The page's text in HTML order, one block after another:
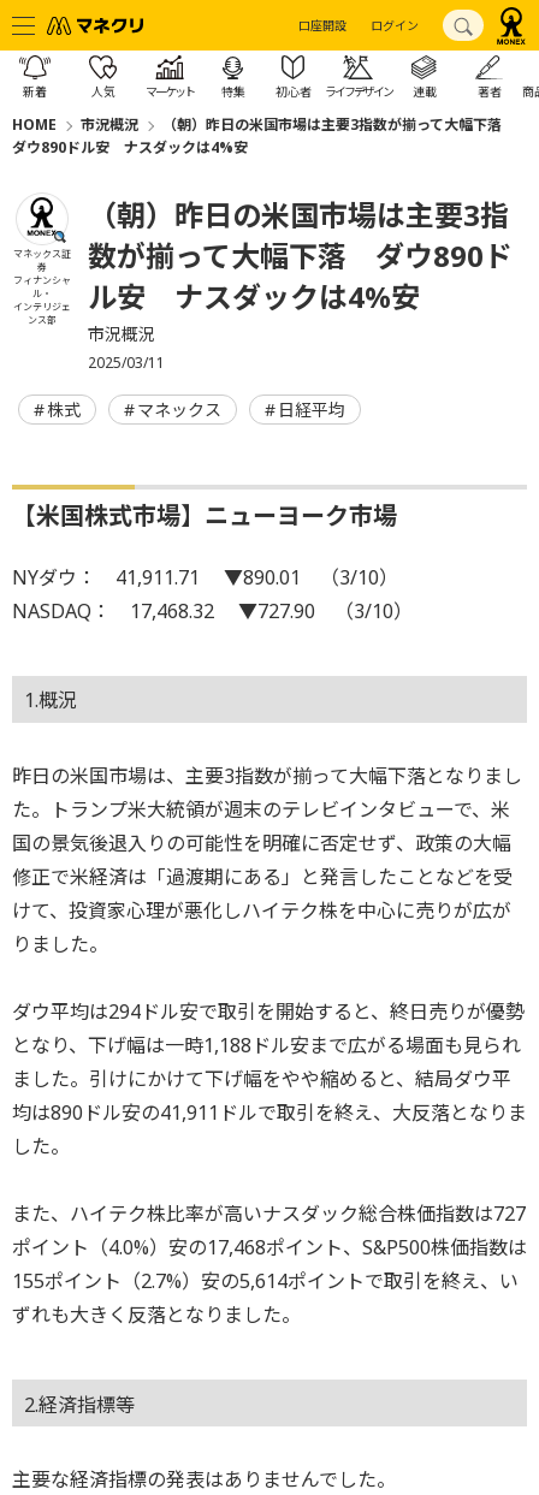
口座開設 ログイン
新着 人気 マーケット 特集 初心者 ライフデザイン 連載 著者 商
HOME 市況概況
（朝）昨日の米国市場は主要3指数が揃って大幅下落
ダウ890ドル安 ナスダックは4%安
マネックス証
券
フィナンシャ
ル・
インテリジェ
ンス部
（朝）昨日の米国市場は主要3指
数が揃って大幅下落 ダウ890ド
ル安 ナスダックは4%安
市況概況
2025/03/11
株式 マネックス 日経平均
【米国株式市場】ニューヨーク市場
NYダウ： 41,911.71 ▼890.01 （3/10）
NASDAQ： 17,468.32 ▼727.90 （3/10）
1.概況
昨日の米国市場は、主要3指数が揃って大幅下落となりまし
た。トランプ米大統領が週末のテレビインタビューで、米
国の景気後退入りの可能性を明確に否定せず、政策の大幅
修正で米経済は「過渡期にある」と発言したことなどを受
けて、投資家心理が悪化しハイテク株を中心に売りが広が
りました。
ダウ平均は294ドル安で取引を開始すると、終日売りが優勢
となり、下げ幅は一時1,188ドル安まで広がる場面も見られ
ました。引けにかけて下げ幅をやや縮めると、結局ダウ平
均は890ドル安の41,911ドルで取引を終え、大反落となりま
した。
また、ハイテク株比率が高いナスダック総合株価指数は727
ポイント（4.0%）安の17,468ポイント、S&P500株価指数は
155ポイント（2.7%）安の5,614ポイントで取引を終え、い
ずれも大きく反落となりました。
2.経済指標等
主要な経済指標の発表はありませんでした。